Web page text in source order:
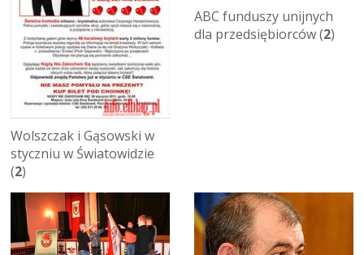
Wolszczak i Gąsowski w
styczniu w Światowidzie
(2)
ABC funduszy unijnych
dla przedsiębiorców (2)